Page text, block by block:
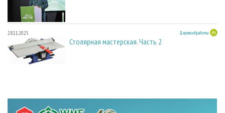
28.11.2025 Деревообработка
Столярная мастерская. Часть 2